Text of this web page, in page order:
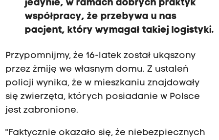
jedynie, w ramach dobrych praktyk
współpracy, że przebywa u nas
pacjent, który wymagał takiej logistyki.
Przypomnijmy, że 16-latek został ukąszony
przez żmiję we własnym domu. Z ustaleń
policji wynika, że w mieszkaniu znajdowały
się zwierzęta, których posiadanie w Polsce
jest zabronione.
"Faktycznie okazało się, że niebezpiecznych